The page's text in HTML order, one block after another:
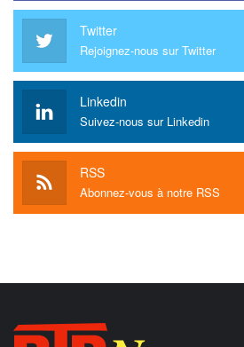
Twitter
Rejoignez-nous sur Twitter
Linkedin
Suivez-nous sur Linkedin
RSS
Abonnez-vous à notre RSS